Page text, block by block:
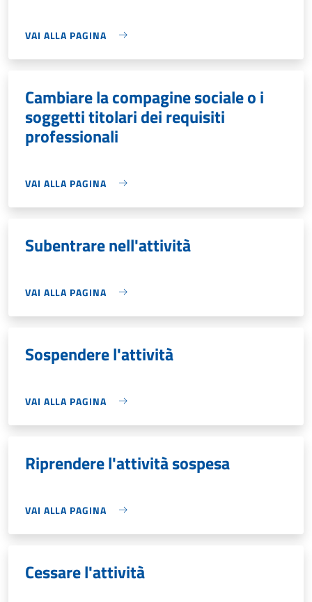
VAI ALLA PAGINA
Cambiare la compagine sociale o i
soggetti titolari dei requisiti
professionali
VAI ALLA PAGINA
Subentrare nell'attività
VAI ALLA PAGINA
Sospendere l'attività
VAI ALLA PAGINA
Riprendere l'attività sospesa
VAI ALLA PAGINA
Cessare l'attività